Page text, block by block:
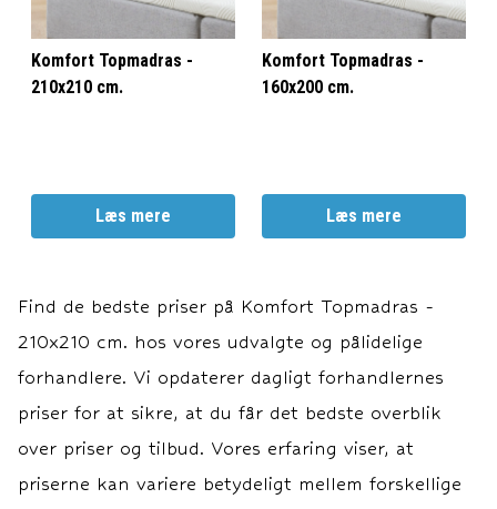
Komfort Topmadras -
210x210 cm.
Læs mere
Komfort Topmadras -
160x200 cm.
Læs mere
Find de bedste priser på Komfort Topmadras -
210x210 cm. hos vores udvalgte og pålidelige
forhandlere. Vi opdaterer dagligt forhandlernes
priser for at sikre, at du får det bedste overblik
over priser og tilbud. Vores erfaring viser, at
priserne kan variere betydeligt mellem forskellige